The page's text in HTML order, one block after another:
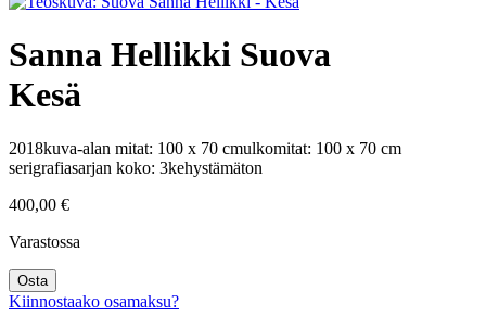
Sanna Hellikki Suova
Kesä
2018kuva-alan mitat: 100 x 70 cmulkomitat: 100 x 70 cm
serigrafiasarjan koko: 3kehystämäton
400,00 €
Varastossa
Kesä
määrä
Osta
Kiinnostaako osamaksu?